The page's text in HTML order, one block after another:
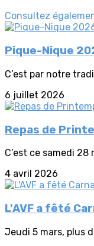
Consultez
Pique-Nique
C’est par notre
6 juillet 2026
Repas de
C’est ce samedi
4 avril 2026
L'AVF a fêté
Jeudi 5 mars, plus